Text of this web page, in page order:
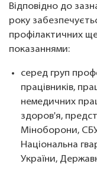
Відповідно до
року
профілактичних
показаннями:
серед груп
працівників,
немедичних
здоров'я,
Міноборони,
Національна
України,